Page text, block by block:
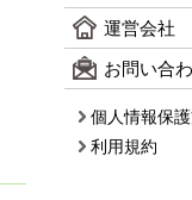
運営会社
お問い合
個人情報保
利用規約